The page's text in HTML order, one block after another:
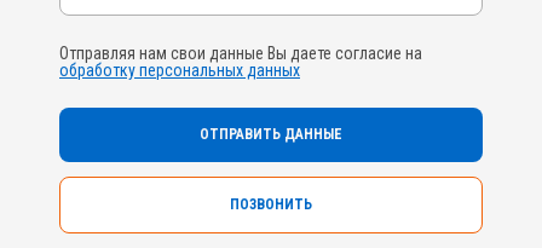
Отправляя нам свои данные Вы даете согласие на
обработку персональных данных
ПОЗВОНИТЬ